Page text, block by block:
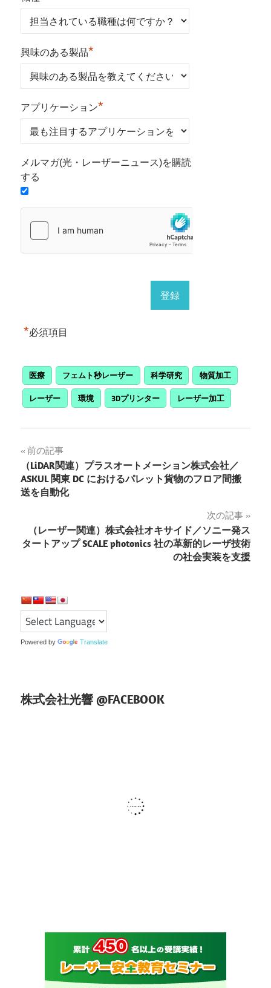
興味のある製品*
アプリケーション*
メルマガ(光・レーザーニュース)を購読
する
*必須項目
医療 フェムト秒レーザー 科学研究
物質加工
レーザー
環境 3Dプリンター レーザー加工
投
稿
ナ
ビ
ゲ
シ
ョ
ン
前の記事
（LiDAR関連）プラスオートメーション株式会社／
ASKUL 関東 DC におけるパレット貨物のフロア間搬
送を自動化
次の記事
（レーザー関連）株式会社オキサイド／ソニー発ス
タートアップ SCALE photonics 社の革新的レーザ技術
の社会実装を支援
Powered by Translate
株式会社光響 @FACEBOOK